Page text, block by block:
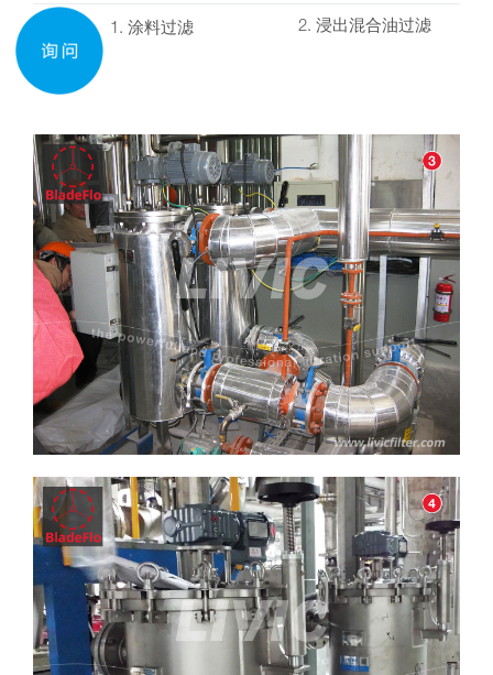
1. 涂料过滤 2. 浸出混合油过滤